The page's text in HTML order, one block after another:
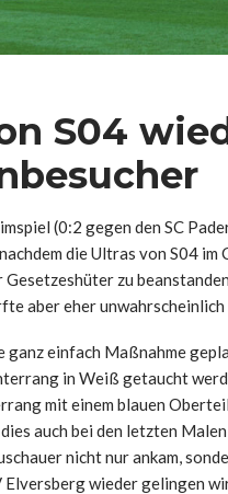
S04
(0:2 gegen den SC
die Ultras von S04
zu
aber eher unwahrscheinlich
ganz einfach Maßnahme
in Weiß getaucht
mit einem blauen
auch bei den letzten
nicht nur ankam,
Elversberg wieder gelingen